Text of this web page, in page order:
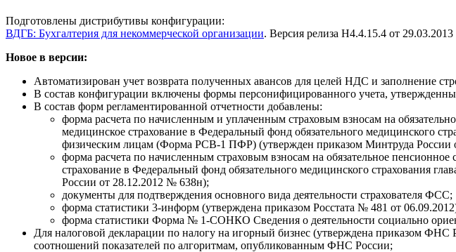
Подготовлены дистрибутивы конфигурации:
ВДГБ: Бухгалтерия для некоммерческой организации. Версия релиза Н4.4.15.4 от
Новое в версии:
Автоматизирован учет возврата полученных авансов для целей НДС и заполнение
В состав конфигурации включены формы персонифицированного учета,
В состав форм регламентированной отчетности добавлены:
форма расчета по начисленным и уплаченным страховым взносам на
медицинское страхование в Федеральный фонд обязательного медицинского
физическим лицам (Форма РСВ-1 ПФР) (утвержден приказом Минтруда России
форма расчета по начисленным страховым взносам на обязательное
страхование в Федеральный фонд обязательного медицинского страхования
России от 28.12.2012 № 638н);
документы для подтверждения основного вида деятельности страхователя ФСС;
форма статистики 3-информ (утверждена приказом Росстата № 481 от
форма статистики Форма № 1-СОНКО Сведения о деятельности социально
Для налоговой декларации по налогу на игорный бизнес (утверждена приказом
соотношений показателей по алгоритмам, опубликованным ФНС России;